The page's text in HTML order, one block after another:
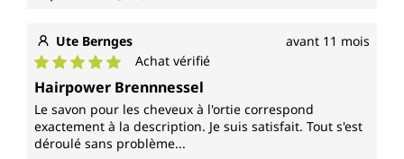
Ute Bernges avant 11 mois
Note moyenne de 5 sur 5 étoiles
Achat vérifié
Hairpower Brennnessel
Le savon pour les cheveux à l'ortie correspond
exactement à la description. Je suis satisfait. Tout s'est
déroulé sans problème...